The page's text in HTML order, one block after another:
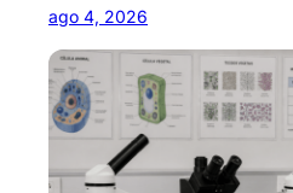
ago 4, 2026